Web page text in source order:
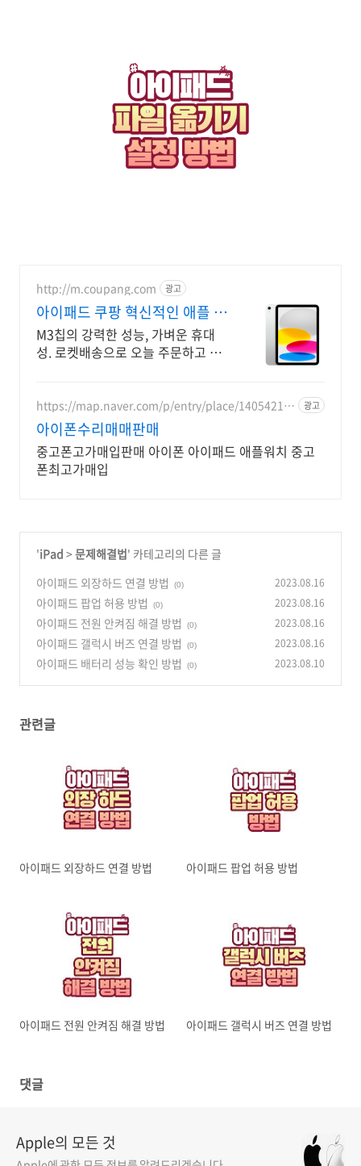
http://m.coupang.com 광고
아이패드 쿠팡 혁신적인 애플 기
술
M3칩의 강력한 성능, 가벼운 휴대
성. 로켓배송으로 오늘 주문하고 내
까지 편리하게!
https://map.naver.com/p/entry/place/14054214
24
광고
아이폰수리매매판매
중고폰고가매입판매 아이폰 아이패드 애플워치 중고
폰최고가매입
'iPad >문제해결법' 카테고리의 다른 글
아이패드 외장하드 연결 방법
(0) 2023.08.16
아이패드 팝업 허용 방법 (0) 2023.08.16
아이패드 전원 안켜짐 해결 방법 (0) 2023.08.16
아이패드 갤럭시 버즈 연결 방법 (0) 2023.08.16
아이패드 배터리 성능 확인 방법 (0) 2023.08.10
관련글
아이패드 외장하드 연결 방법 아이패드 팝업 허용 방법
아이패드 전원 안켜짐 해결 방법 아이패드 갤럭시 버즈 연결 방법
댓글
Apple의 모든 것